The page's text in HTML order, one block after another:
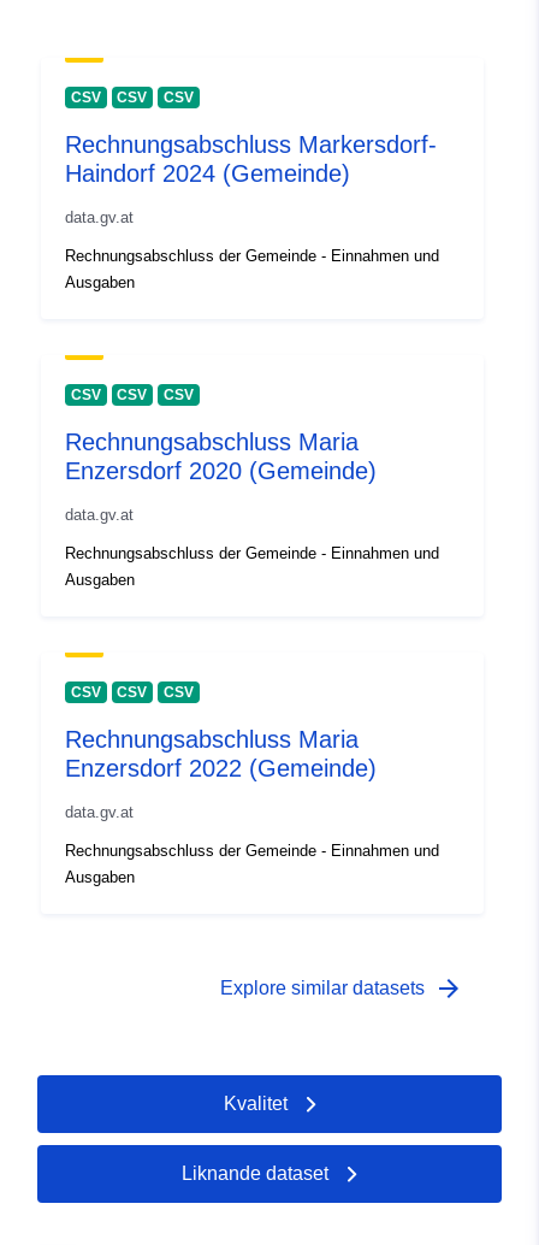
CSV CSV CSV
Rechnungsabschluss Markersdorf-
Haindorf 2024 (Gemeinde)
data.gv.at
Rechnungsabschluss der Gemeinde - Einnahmen und
Ausgaben
CSV CSV CSV
Rechnungsabschluss Maria
Enzersdorf 2020 (Gemeinde)
data.gv.at
Rechnungsabschluss der Gemeinde - Einnahmen und
Ausgaben
CSV CSV CSV
Rechnungsabschluss Maria
Enzersdorf 2022 (Gemeinde)
data.gv.at
Rechnungsabschluss der Gemeinde - Einnahmen und
Ausgaben
Explore similar datasets arrow_forward
Kvalitet
Liknande dataset